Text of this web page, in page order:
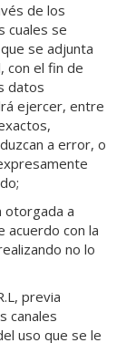
de los
cuales se
se adjunta
con el fin de
datos
ejercer, entre
a error, o
otorgada a
acuerdo con la
no lo
previa
canales
uso que se le